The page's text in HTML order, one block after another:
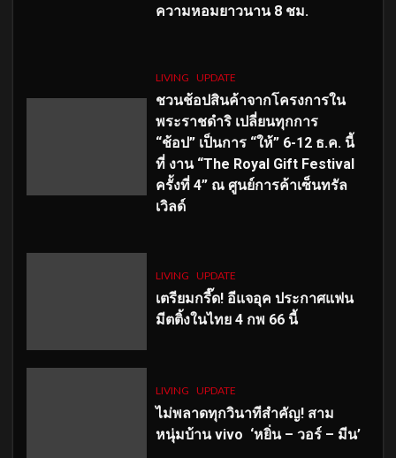
ความหอมยาวนาน 8 ชม.
LIVING UPDATE
ชวนช้อปสินค้าจากโครงการใน
พระราชดำริ เปลี่ยนทุกการ
“ช้อป” เป็นการ “ให้” 6-12 ธ.ค. นี้
ที่ งาน “The Royal Gift Festival
ครั้งที่ 4” ณ ศูนย์การค้าเซ็นทรัล
เวิลด์
LIVING UPDATE
เตรียมกรี๊ด! อีแจอุค ประกาศแฟน
มีตติ้งในไทย 4 กพ 66 นี้
LIVING UPDATE
ไม่พลาดทุกวินาทีสำคัญ! สาม
หนุ่มบ้าน vivo ‘หยิ่น – วอร์ – มีน’